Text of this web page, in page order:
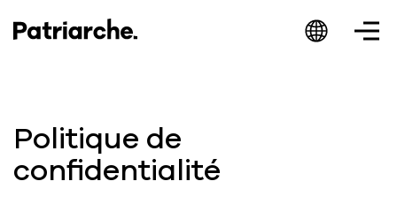
Politique de
confidentialité
Patriarche.